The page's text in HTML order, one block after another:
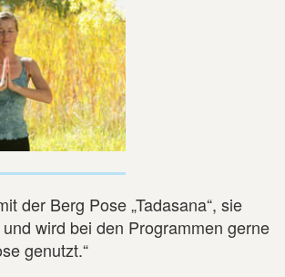
der Berg Pose „Tadasana“, sie
wird bei den Programmen gerne
genutzt.“